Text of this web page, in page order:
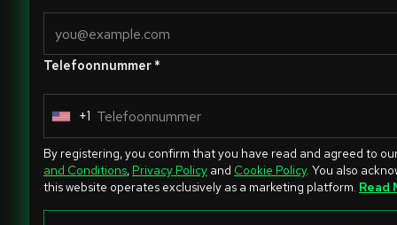
Telefoonnummer *
U
i
t
e
+1
By registering, you confirm that you have read and agreed to
and Conditions, Privacy Policy and Cookie Policy. You also
this website operates exclusively as a marketing platform. Read